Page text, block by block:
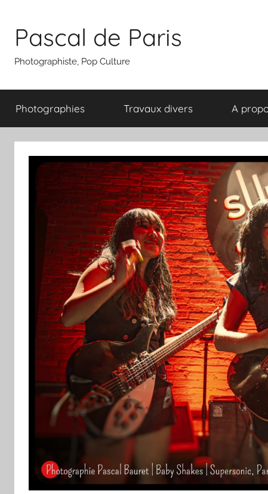
contenu
Pascal de Paris
Photographiste, Pop Culture
Photographies Travaux divers A